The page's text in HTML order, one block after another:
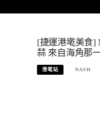
[捷運港墘美食]
蒜 來自海角那
港墘站 NASH